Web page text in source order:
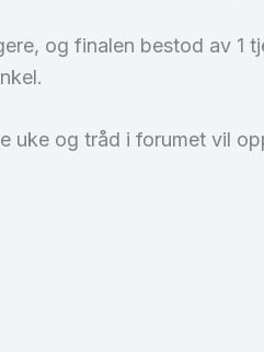
og finalen bestod av 1
uke og tråd i forumet vil